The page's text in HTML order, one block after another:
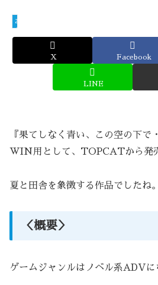
2000
X Facebook
LINE
『果てしなく青い、この空の下で
WIN用として、TOPCATから発
夏と田舎を象徴する作品でしたね。
＜概要＞
ゲームジャンルはノベル系ADVに